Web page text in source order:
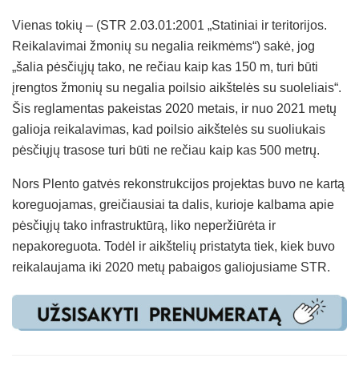
Vienas tokių – (STR 2.03.01:2001 „Statiniai ir teritorijos.
Reikalavimai žmonių su negalia reikmėms“) sakė, jog
„šalia pėsčiųjų tako, ne rečiau kaip kas 150 m, turi būti
įrengtos žmonių su negalia poilsio aikštelės su suoleliais“.
Šis reglamentas pakeistas 2020 metais, ir nuo 2021 metų
galioja reikalavimas, kad poilsio aikštelės su suoliukais
pėsčiųjų trasose turi būti ne rečiau kaip kas 500 metrų.
Nors Plento gatvės rekonstrukcijos projektas buvo ne kartą
koreguojamas, greičiausiai ta dalis, kurioje kalbama apie
pėsčiųjų tako infrastruktūrą, liko neperžiūrėta ir
nepakoreguota. Todėl ir aikštelių pristatyta tiek, kiek buvo
reikalaujama iki 2020 metų pabaigos galiojusiame STR.